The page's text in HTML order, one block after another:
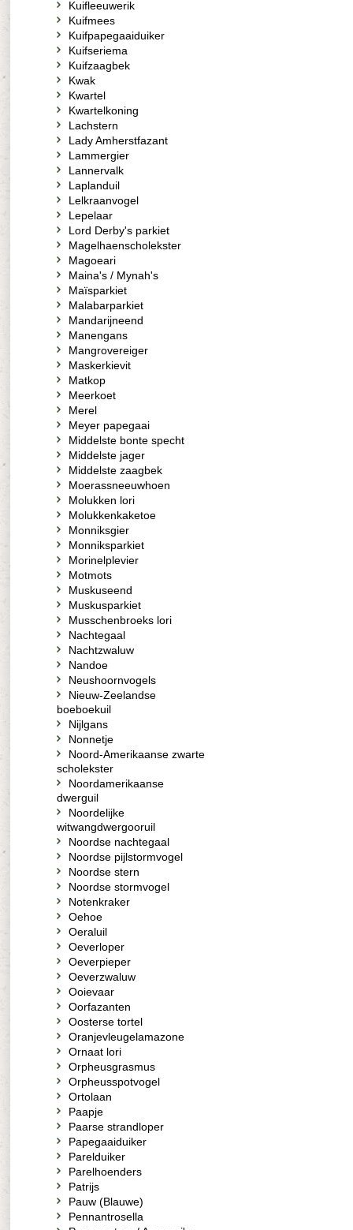
Kuifleeuwerik
Kuifmees
Kuifpapegaaiduiker
Kuifseriema
Kuifzaagbek
Kwak
Kwartel
Kwartelkoning
Lachstern
Lady Amherstfazant
Lammergier
Lannervalk
Laplanduil
Lelkraanvogel
Lepelaar
Lord Derby's parkiet
Magelhaenscholekster
Magoeari
Maina's / Mynah's
Maïsparkiet
Malabarparkiet
Mandarijneend
Manengans
Mangrovereiger
Maskerkievit
Matkop
Meerkoet
Merel
Meyer papegaai
Middelste bonte specht
Middelste jager
Middelste zaagbek
Moerassneeuwhoen
Molukken lori
Molukkenkaketoe
Monniksgier
Monniksparkiet
Morinelplevier
Motmots
Muskuseend
Muskusparkiet
Musschenbroeks lori
Nachtegaal
Nachtzwaluw
Nandoe
Neushoornvogels
Nieuw-Zeelandse
boeboekuil
Nijlgans
Nonnetje
Noord-Amerikaanse zwarte
scholekster
Noordamerikaanse
dwerguil
Noordelijke
witwangdwergooruil
Noordse nachtegaal
Noordse pijlstormvogel
Noordse stern
Noordse stormvogel
Notenkraker
Oehoe
Oeraluil
Oeverloper
Oeverpieper
Oeverzwaluw
Ooievaar
Oorfazanten
Oosterse tortel
Oranjevleugelamazone
Ornaat lori
Orpheusgrasmus
Orpheusspotvogel
Ortolaan
Paapje
Paarse strandloper
Papegaaiduiker
Parelduiker
Parelhoenders
Patrijs
Pauw (Blauwe)
Pennantrosella